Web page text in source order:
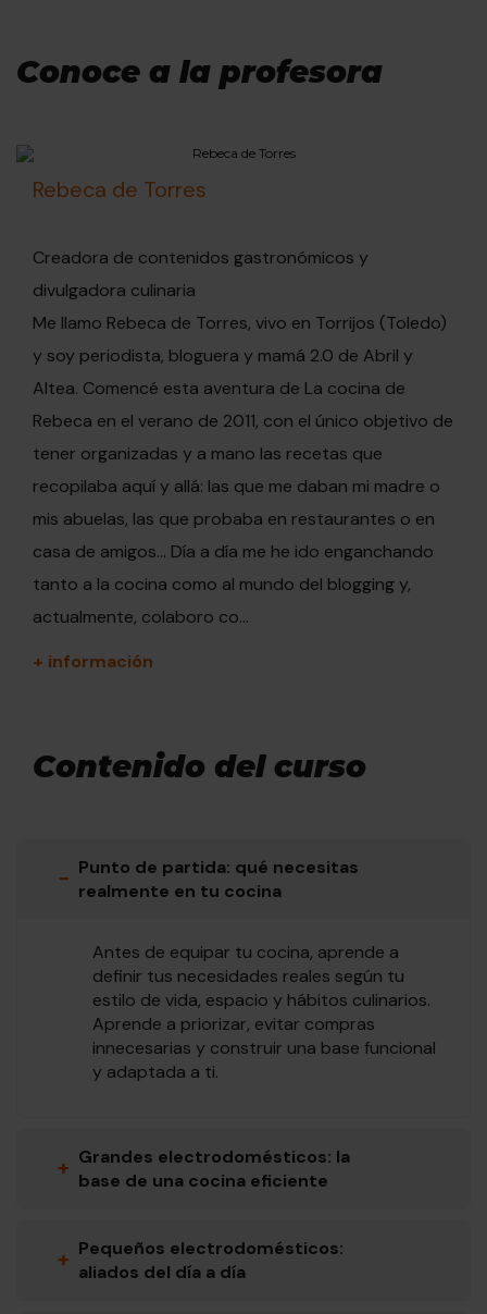
Conoce a la profesora
Rebeca de Torres
Creadora de contenidos gastronómicos y
divulgadora culinaria
Me llamo Rebeca de Torres, vivo en Torrijos (Toledo)
y soy periodista, bloguera y mamá 2.0 de Abril y
Altea. Comencé esta aventura de La cocina de
Rebeca en el verano de 2011, con el único objetivo de
tener organizadas y a mano las recetas que
recopilaba aquí y allá: las que me daban mi madre o
mis abuelas, las que probaba en restaurantes o en
casa de amigos... Día a día me he ido enganchando
tanto a la cocina como al mundo del blogging y,
actualmente, colaboro co...
+ información
Contenido del curso
− Punto de partida: qué necesitas
realmente en tu cocina
Antes de equipar tu cocina, aprende a
definir tus necesidades reales según tu
estilo de vida, espacio y hábitos culinarios.
Aprende a priorizar, evitar compras
innecesarias y construir una base funcional
y adaptada a ti.
+ Grandes electrodomésticos: la
base de una cocina eficiente
+ Pequeños electrodomésticos:
aliados del día a día